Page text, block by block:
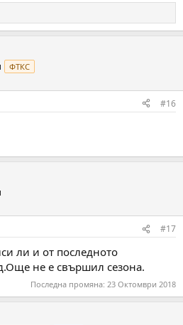
ФТКС
#16
#17
ли и от последното
не е свършил сезона.
Последна промяна: 23 Октомври 2018